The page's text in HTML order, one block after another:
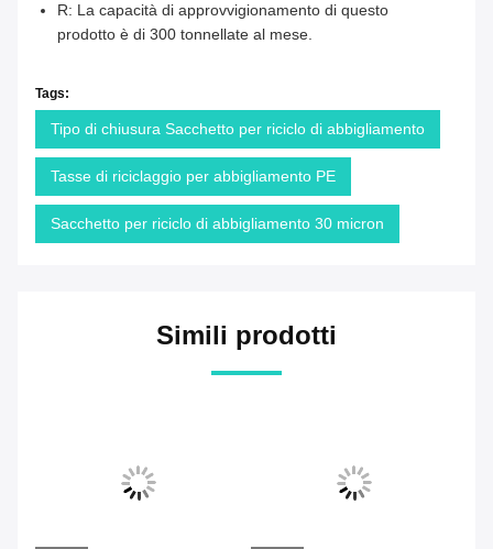
R: La capacità di approvvigionamento di questo
prodotto è di 300 tonnellate al mese.
Tags:
Tipo di chiusura Sacchetto per riciclo di abbigliamento
Tasse di riciclaggio per abbigliamento PE
Sacchetto per riciclo di abbigliamento 30 micron
Simili prodotti